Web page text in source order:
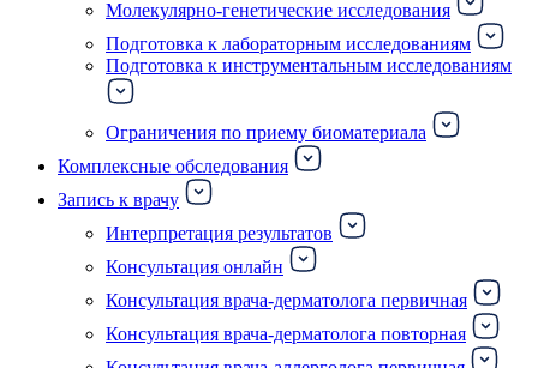
Молекулярно-генетические исследования
Подготовка к лабораторным исследованиям
Подготовка к инструментальным исследованиям
Ограничения по приему биоматериала
Комплексные обследования
Запись к врачу
Интерпретация результатов
Консультация онлайн
Консультация врача-дерматолога первичная
Консультация врача-дерматолога повторная